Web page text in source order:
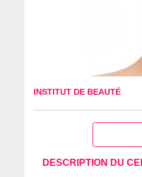
INSTITUT DE BEAUTÉ
DESCRIPTION DU